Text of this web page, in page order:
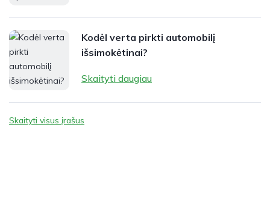
Kodėl verta pirkti automobilį
išsimokėtinai?
Skaityti daugiau
Skaityti visus įrašus